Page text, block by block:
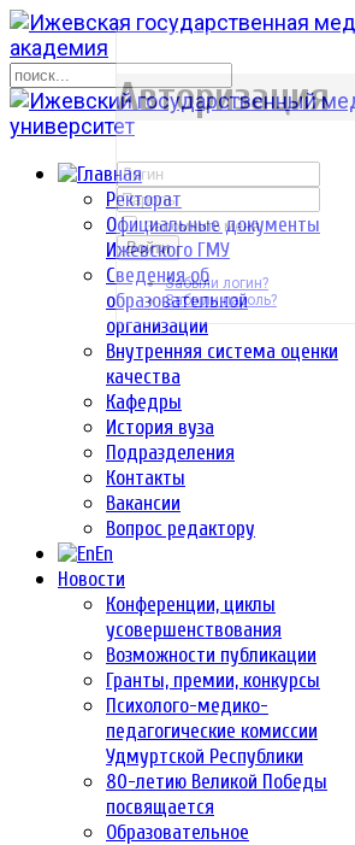
Ректорат
Официальные документы
Ижевского ГМУ
Сведения об
образовательной
организации
Внутренняя система оценки
качества
Кафедры
История вуза
Подразделения
Контакты
Вакансии
Вопрос редактору
En
Новости
Конференции, циклы
усовершенствования
Возможности публикации
Гранты, премии, конкурсы
Психолого-медико-
педагогические комиссии
Удмуртской Республики
80-летию Великой Победы
посвящается
Образовательное
р
Авторизация
Запомнить меня
Войти
Забыли логин?
Забыли пароль?